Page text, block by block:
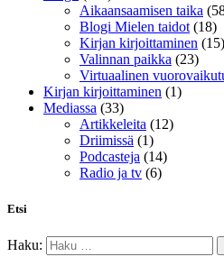
Aikaansaamisen taika
Blogi Mielen taidot(18)
Kirjan kirjoittaminen (15)
Valinnan paikka (23)
Virtuaalinen
Kirjan kirjoittaminen (1)
Mediassa (33)
Artikkeleita (12)
Driimissä (1)
Podcasteja (14)
Radio ja tv (6)
Etsi
Haku: